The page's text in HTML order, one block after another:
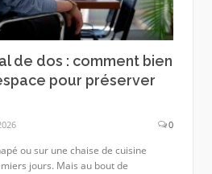
de dos : comment bien
pour préserver
0
ou sur une chaise de cuisine
jours. Mais au bout de